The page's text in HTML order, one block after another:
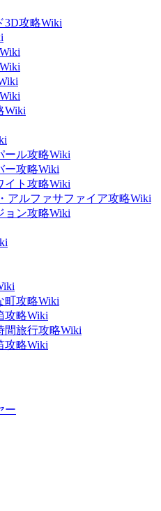
3D攻略Wiki
Wiki
ール攻略Wiki
ー攻略Wiki
イト攻略Wiki
アルファサファイア攻略Wiki
ョン攻略Wiki
町攻略Wiki
攻略Wiki
間旅行攻略Wiki
攻略Wiki
ー